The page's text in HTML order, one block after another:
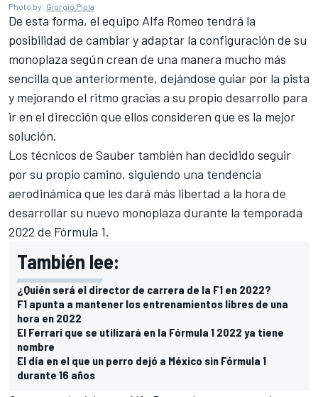
Photo by: Giorgio Piola
De esta forma, el equipo Alfa Romeo tendrá la
posibilidad de cambiar y adaptar la configuración de su
monoplaza según crean de una manera mucho más
sencilla que anteriormente, dejándose guiar por la pista
y mejorando el ritmo gracias a su propio desarrollo para
ir en el dirección que ellos consideren que es la mejor
solución.
Los técnicos de Sauber también han decidido seguir
por su propio camino, siguiendo una tendencia
aerodinámica que les dará más libertad a la hora de
desarrollar su nuevo monoplaza durante la temporada
2022 de Fórmula 1.
También lee:
¿Quién será el director de carrera de la F1 en 2022?
F1 apunta a mantener los entrenamientos libres de una
hora en 2022
El Ferrari que se utilizará en la Fórmula 1 2022 ya tiene
nombre
El día en el que un perro dejó a México sin Fórmula 1
durante 16 años